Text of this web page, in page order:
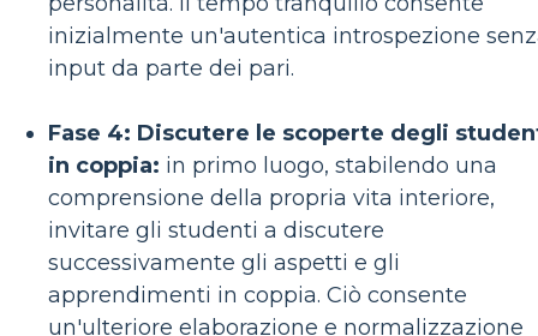
inizialmente un'autentica introspezione
input da parte dei pari.
Fase 4: Discutere le scoperte degli
in coppia: in primo luogo, stabilendo una
comprensione della propria vita interiore,
invitare gli studenti a discutere
successivamente gli aspetti e gli
apprendimenti in coppia. Ciò consente
un'ulteriore elaborazione e normalizzazione